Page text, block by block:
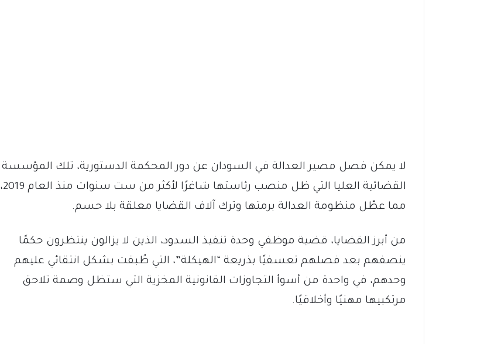
لا يمكن فصل مصير العدالة في السودان عن دور المحكمة الدستورية، تلك المؤسسة
القضائية العليا التي ظل منصب رئاستها شاغرًا لأكثر من ست سنوات منذ العام 2019،
مما عطّل منظومة العدالة برمتها وترك آلاف القضايا معلقة بلا حسم.
من أبرز القضايا، قضية موظفي وحدة تنفيذ السدود، الذين لا يزالون ينتظرون حكمًا
ينصفهم بعد فصلهم تعسفيًا بذريعة “الهيكلة”، التي طُبقت بشكل انتقائي عليهم
وحدهم، في واحدة من أسوأ التجاوزات القانونية المخزية التي ستظل وصمة تلاحق
مرتكبيها مهنيًا وأخلاقيًا.